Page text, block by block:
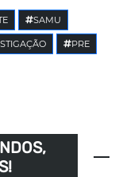
SAMU
PRE